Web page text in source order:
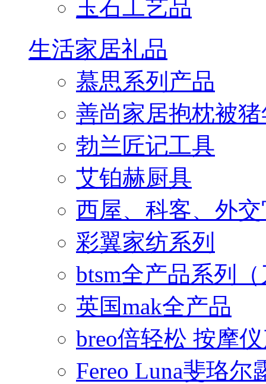
玉石工艺品
生活家居礼品
慕思系列产品
善尚家居抱枕被
勃兰匠记工具
艾铂赫厨具
西屋、科客、外
彩翼家纺系列
btsm全产品系列
英国mak全产品
breo倍轻松 按摩
Fereo Luna斐珞